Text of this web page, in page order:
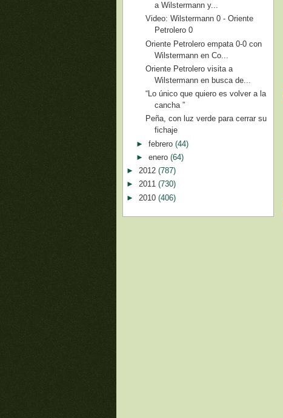
a Wilstermann y...
Video: Wilstermann 0 - Oriente
Petrolero 0
Oriente Petrolero empata 0-0 con
Wilstermann en Co...
Oriente Petrolero visita a
Wilstermann en busca de...
“Lo único que quiero es volver a la
cancha ”
Peña, con luz verde para cerrar su
fichaje
► febrero (44)
► enero (64)
► 2012 (787)
► 2011 (730)
► 2010 (406)